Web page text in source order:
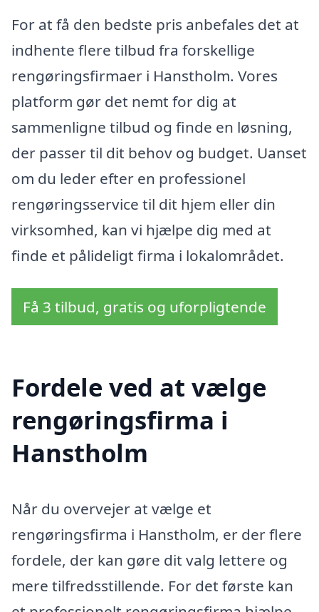
For at få den bedste pris anbefales det at
indhente flere tilbud fra forskellige
rengøringsfirmaer i Hanstholm. Vores
platform gør det nemt for dig at
sammenligne tilbud og finde en løsning,
der passer til dit behov og budget. Uanset
om du leder efter en professionel
rengøringsservice til dit hjem eller din
virksomhed, kan vi hjælpe dig med at
finde et pålideligt firma i lokalområdet.
Få 3 tilbud, gratis og uforpligtende
Fordele ved at vælge
rengøringsfirma i
Hanstholm
Når du overvejer at vælge et
rengøringsfirma i Hanstholm, er der flere
fordele, der kan gøre dit valg lettere og
mere tilfredsstillende. For det første kan